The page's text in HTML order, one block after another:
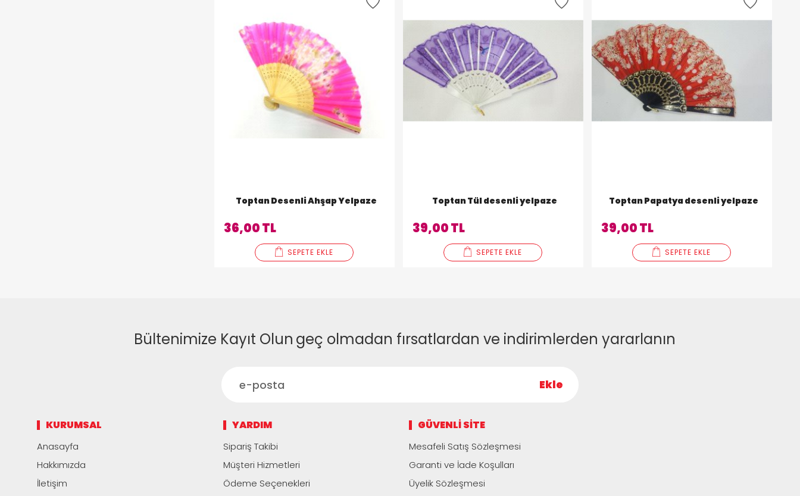
Toptan Desenli Ahşap Yelpaze
36,00 TL
SEPETE EKLE
Toptan Tül desenli yelpaze
39,00 TL
SEPETE EKLE
Toptan Papatya desenli yelpaze
39,00 TL
SEPETE EKLE
Bültenimize Kayıt Olun geç olmadan fırsatlardan ve indirimlerden yararlanın
Ekle
KURUMSAL
Anasayfa
Hakkımızda
İletişim
YARDIM
Sipariş Takibi
Müşteri Hizmetleri
Ödeme Seçenekleri
GÜVENLI SITE
Mesafeli Satış Sözleşmesi
Garanti ve İade Koşulları
Üyelik Sözleşmesi